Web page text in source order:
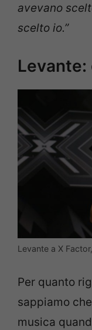
avevano
scelto io.”
Levante:
Levante a X
Per quanto
sappiamo
musica